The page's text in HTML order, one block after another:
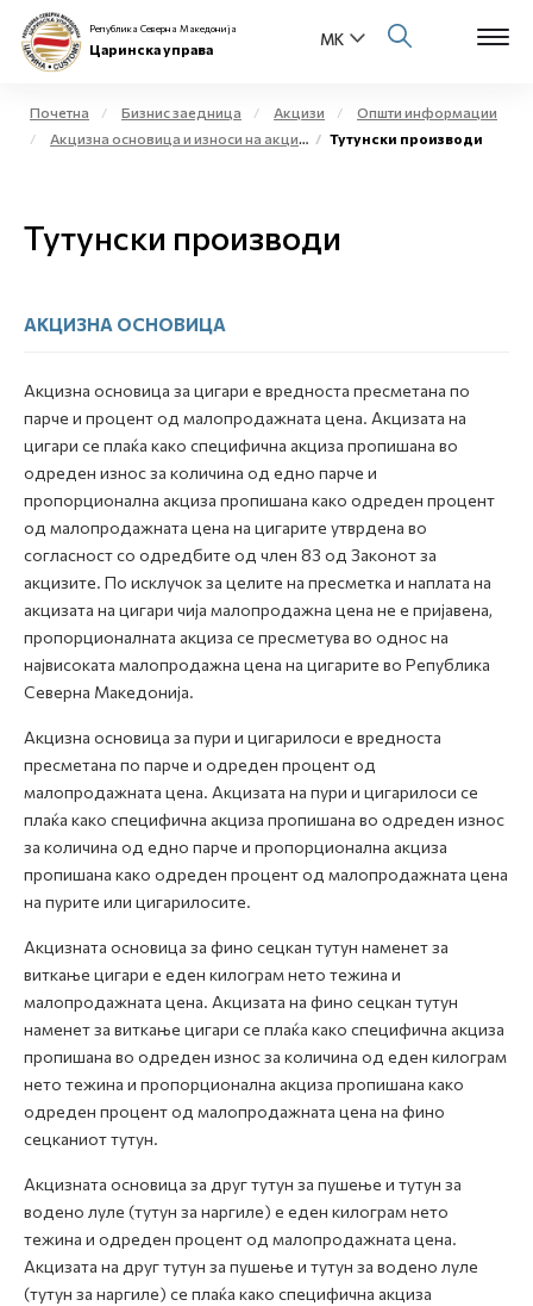
Физички лица
Медиа центар
Контакт
Е-Весник
Република Северна Македонија
Царинска управа
Почетна Бизнис заедница Акцизи
Општи информации
Акцизна основица и износи на акциза
Тутунски производи
Тутунски производи
АКЦИЗНА ОСНОВИЦА
Акцизна основица за цигари е вредноста пресметана по
парче и процент од малопродажната цена. Акцизата на
цигари се плаќа како специфична акциза пропишана во
одреден износ за количина од едно парче и
пропорционална акциза пропишана како одреден процент
од малопродажната цена на цигарите утврдена во
согласност со одредбите од член 83 од Законот за
акцизите. По исклучок за целите на пресметка и наплата на
акцизата на цигари чија малопродажна цена не е пријавена,
пропорционалната акциза се пресметува во однос на
највисоката малопродажна цена на цигарите во Република
Северна Македонија.
Акцизна основица за пури и цигарилоси е вредноста
пресметана по парче и одреден процент од
малопродажната цена. Акцизата на пури и цигарилоси се
плаќа како специфична акциза пропишана во одреден износ
за количина од едно парче и пропорционална акциза
пропишана како одреден процент од малопродажната цена
на пурите или цигарилосите.
Акцизната основица за фино сецкан тутун наменет за
виткање цигари е еден килограм нето тежина и
малопродажната цена. Акцизата на фино сецкан тутун
наменет за виткање цигари се плаќа како специфична акциза
пропишана во одреден износ за количина од еден килограм
нето тежина и пропорционална акциза пропишана како
одреден процент од малопродажната цена на фино
сецканиот тутун.
Акцизната основица за друг тутун за пушење и тутун за
водено луле (тутун за наргиле) е еден килограм нето
тежина и одреден процент од малопродажната цена.
Акцизата на друг тутун за пушење и тутун за водено луле
(тутун за наргиле) се плаќа како специфична акциза